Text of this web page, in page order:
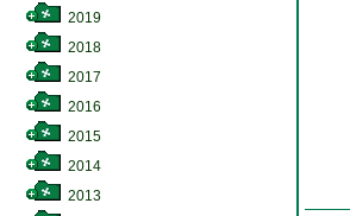
2019
2018
2017
2016
2015
2014
2013